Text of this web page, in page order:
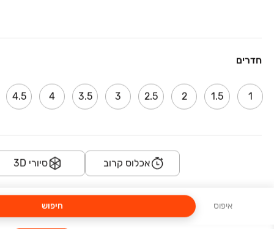
חדרים
1
1.5
2
2.5
3
3.5
4
4.5
אכלוס קרוב סיורי 3D
איפוס חיפוש
אכלוס קרוב
רוטשילד 57, פתח תקווה
4-5 חדרים • 112 מ״ר
במבצע